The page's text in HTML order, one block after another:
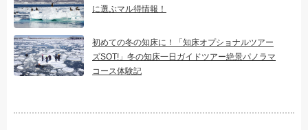
に選ぶマル得情報！
初めての冬の知床に！「知床オプショナルツアー
ズSOT!」冬の知床一日ガイドツアー絶景パノラマ
コース体験記